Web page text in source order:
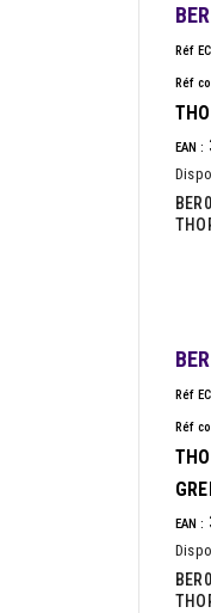
Réf
Réf
EAN :
Réf
Réf
EAN :